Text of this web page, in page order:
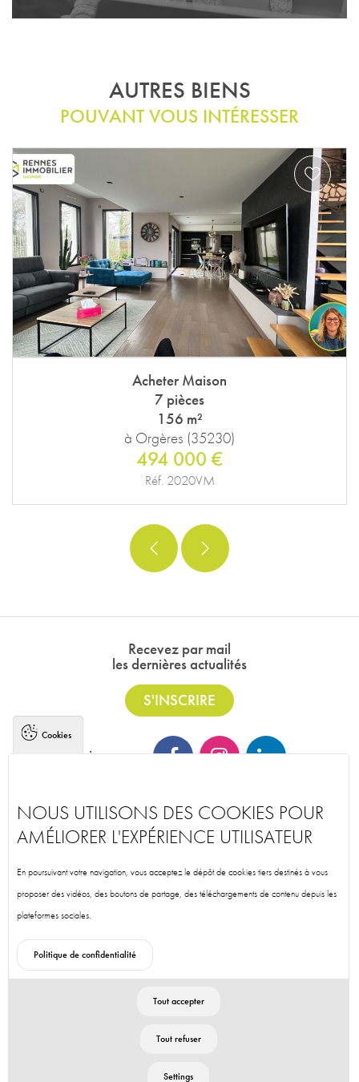
AUTRES BIENS
POUVANT VOUS INTÉRESSER
Acheter Maison
7 pièces
156 m²
à Orgères (35230)
494 000 €
Réf. 2020VM
Recevez par mail
les dernières actualités
S'INSCRIRE
Suivez-nous
Accueil
Honoraires
©2026 Rennes Immobilier.
Designed by
Cookies
NOUS UTILISONS DES COOKIES POUR
AMÉLIORER L'EXPÉRIENCE UTILISATEUR
En poursuivant votre navigation, vous acceptez le dépôt de cookies tiers destinés à vous
proposer des vidéos, des boutons de partage, des téléchargements de contenu depuis les
plateformes sociales.
Politique de confidentialité
Tout accepter
Tout refuser
Settings